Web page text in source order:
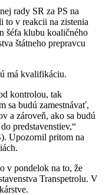
rady SR za PS na
to v reakcii na zistenia
šéfa klubu koaličného
štátneho prepravcu
má kvalifikáciu.
kontrolou, tak
sa budú zamestnávať,
a zároveň, ako sa budú
predstavenstiev,“
Upozornil pritom na
v pondelok na to, že
Transpetrolu. V